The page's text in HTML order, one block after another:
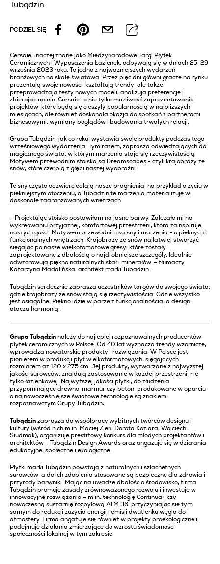
Tubądzin.
PODZIEL SIĘ
Cersaie, inaczej znane jako Międzynarodowe Targi Płytek
Ceramicznych i Wyposażenia Łazienek, odbywają się w dniach 25-29
września 2023 roku. To jedno z najważniejszych wydarzeń
branżowych na skalę światową. Przez pięć dni główni gracze na rynku
prezentują swoje nowości, kształtują trendy, ale także
przeprowadzają testy nowych modeli, analizują preferencje i
zbierając opinie. Cersaie to nie tylko możliwość zaprezentowania
projektów, które będą się cieszyły popularnością w najbliższych
miesiącach, ale również doskonała okazja do spotkań z partnerami
biznesowymi, wymiany poglądów i budowania trwałych relacji.
Grupa Tubądzin, jak co roku, wystawia swoje produkty podczas tego
wrześniowego wydarzenia. Tym razem, zaprasza odwiedzających do
magicznego świata, w którym marzenia stają się rzeczywistością.
Motywem przewodnim stoiska są Dreamscapes - czyli krajobrazy ze
snów, które czerpią z głębi naszej wyobraźni.
Te sny często odzwierciedlają nasze pragnienia, na przykład o życiu w
piękniejszym otoczeniu, a Tubądzin te marzenia materializuje w
doskonale zaaranżowanych wnętrzach.
– Projektując stoisko postawiłam na jasne barwy. Zależało mi na
wykreowaniu przyjaznej, komfortowej przestrzeni, która zainspiruje
naszych gości. Motywem przewodnim są sny i marzenia - o pięknych i
funkcjonalnych wnętrzach. Krajobrazy ze snów najłatwiej stworzyć
sięgając po nasze wielkofomatowe gresy, które zostały
zaprojektowane z dbałością o najdrobniejsze szczegóły. Idealnie
odwzorowują piękno naturalnych skał i minerałów. – tłumaczy
Katarzyna Madalińska, architekt marki Tubądzin.
Tubądzin serdecznie zaprasza uczestników targów do swojego świata,
gdzie krajobrazy ze snów stają się rzeczywistością. Gdzie wszystko
jest osiągalne. Piękno idzie w parze z funkcjonalnością, a design
otacza harmonią.
Grupa Tubądzin należy do najlepiej rozpoznawalnych producentów
płytek ceramicznych w Polsce. Od 40 lat wyznacza trendy wzornicze,
wprowadza nowatorskie produkty i rozwiązania. W Polsce jest
pionierem w produkcji płyt wielkoformatowych, sięgających
rozmiarem aż 120 x 275 cm. Jej produkty, wytwarzane z najwyższej
jakości surowców, znajdują zastosowanie w każdej przestrzeni, nie
tylko łazienkowej. Najwyższej jakości płytki, do złudzenia
przypominające drewno, marmur czy beton, produkowane w oparciu
o najnowocześniejsze światowe technologie są znakiem
rozpoznawczym Grupy Tubądzin.
Tubądzin zaprasza do współpracy wybitnych twórców designu i
kultury (wśród nich m.in. Maciej Zień, Dorota Koziara, Wojciech
Siudmak), organizuje prestiżowy konkurs dla młodych projektantów i
architektów – Tubądzin Design Awards oraz angażuje się w działania
edukacyjne, społeczne i ekologiczne.
Płytki marki Tubądzin powstają z naturalnych i szlachetnych
surowców, a do ich zdobienia stosowane są bezpieczne dla zdrowia i
przyrody barwniki. Mając na uwadze dbałość o środowisko, firma
Tubądzin promuje zasady zrównoważonego rozwoju i inwestuje w
innowacyjne rozwiązania – m.in. technologię Continua+ czy
nowoczesną suszarnię rozpyłową ATM 36, przyczyniając się tym
samym do redukcji zużycia energii i emisji dwutlenku węgla do
atmosfery. Firma angażuje się również w projekty proekologiczne i
podejmuje działania zmierzające do wzrostu świadomości
społeczności lokalnej w tym zakresie.